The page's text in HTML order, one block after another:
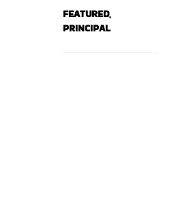
FEATURED,
PRINCIPAL